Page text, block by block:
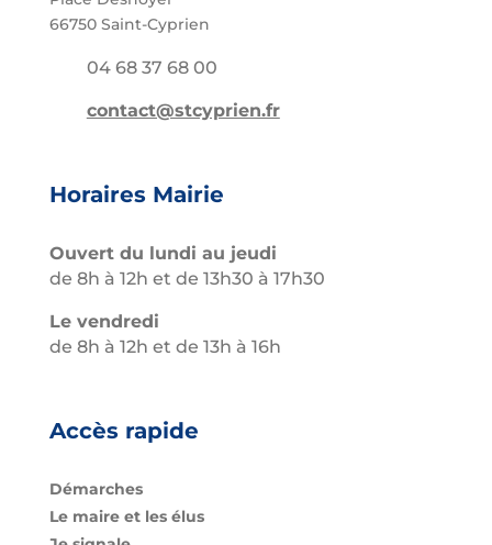
66750 Saint-Cyprien
04 68 37 68 00
contact@stcyprien.fr
Horaires Mairie
Ouvert du lundi au jeudi
de 8h à 12h et de 13h30 à 17h30
Le vendredi
de 8h à 12h et de 13h à 16h
Accès rapide
Démarches
Le maire et les élus